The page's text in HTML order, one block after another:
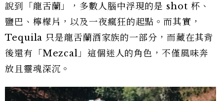
說到「龍舌蘭」，多數人腦中浮現的是 shot 杯、
鹽巴、檸檬片，以及一夜瘋狂的起點。而其實，
Tequila 只是龍舌蘭酒家族的一部分，而藏在其背
後還有「Mezcal」這個迷人的角色，不僅風味奔
放且靈魂深沉。